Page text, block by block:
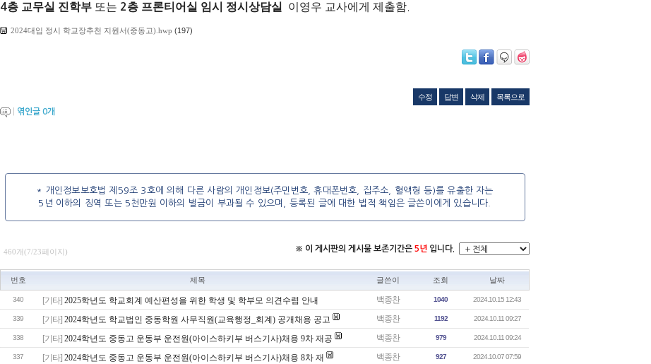
4층 교무실 진학부 또는 2 층 프론티어실 임시 정시상담실 이영우 교사에게 제출함
2024대입 정시 학교장추천 지원서(중동고).hwp (197)
수정 답변 삭제
목록으로
엮인글 0개
* 개인정보보호법 제59조 3호에 의해 다른 사람의 개인정보(주민번호, 휴대폰번호, 집주소, 혈액형 등)를 유출한 자는
5년 이하의 징역 또는 5천만원 이하의 벌금이 부과될 수 있으며, 등록된 글에 대한 법적 책임은 글쓴이에게 있습니다.
460개(7/23페이지) ※ 이 게시판의 게시물 보존기간은 5년 입니다.
번호 제목 글쓴이 조회 날짜
340 [기타] 2025학년도 학교회계 예산편성을 위한 학생 및 학부모 의견수렴 안내 백종찬 1040 2024.10.15 12:43
339 [기타] 2024학년도 학교법인 중동학원 사무직원(교육행정_회계) 공개채용 공고 백종찬 1192 2024.10.11 09:27
338 [기타] 2024학년도 중동고 운동부 운전원(아이스하키부 버스기사)채용 9차 재공 백종찬 979 2024.10.11 09:24
337 [기타] 2024학년도 중동고 운동부 운전원(아이스하키부 버스기사)채용 8차 재 백종찬 927 2024.10.07 07:59